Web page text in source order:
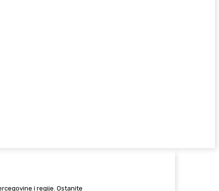
i regije. Ostanite